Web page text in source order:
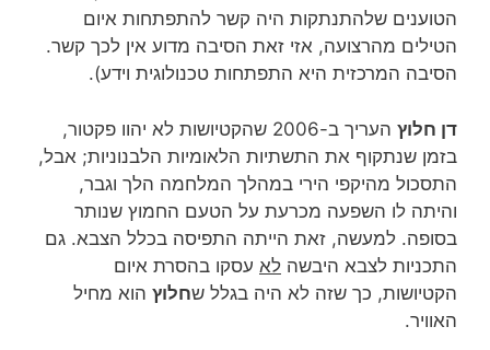
הטוענים שלהתנתקות היה קשר להתפתחות איום
הטילים מהרצועה, אזי זאת הסיבה מדוע אין לכך קשר.
הסיבה המרכזית היא התפתחות טכנולוגית וידע).
דן חלוץ
העריך ב-2006 שהקטיושות לא יהוו פקטור,
בזמן שנתקוף את התשתיות הלאומיות הלבנוניות; אבל,
התסכול מהיקפי הירי במהלך המלחמה הלך וגבר,
והיתה לו השפעה מכרעת על הטעם החמוץ שנותר
בסופה. למעשה, זאת הייתה התפיסה בכלל הצבא. גם
התכניות לצבא היבשה לא עסקו בהסרת איום
הקטיושות, כך שזה לא היה בגלל שחלוץ הוא מחיל
האוויר.